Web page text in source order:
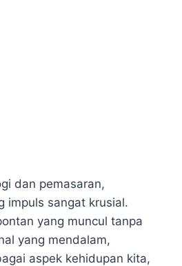
dan pemasaran,
impuls sangat krusial.
yang muncul tanpa
yang mendalam,
aspek kehidupan kita,